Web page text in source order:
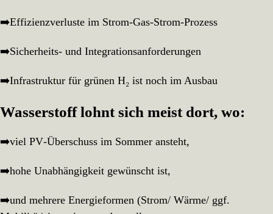
➡️Effizienzverluste im Strom‑Gas‑Strom‑Prozess
➡️Sicherheits‑ und Integrationsanforderungen
➡️Infrastruktur für grünen H₂ ist noch im Ausbau
Wasserstoff lohnt sich meist dort, wo:
➡️viel PV‑Überschuss im Sommer ansteht,
➡️hohe Unabhängigkeit gewünscht ist,
➡️und mehrere Energieformen (Strom/ Wärme/ ggf.